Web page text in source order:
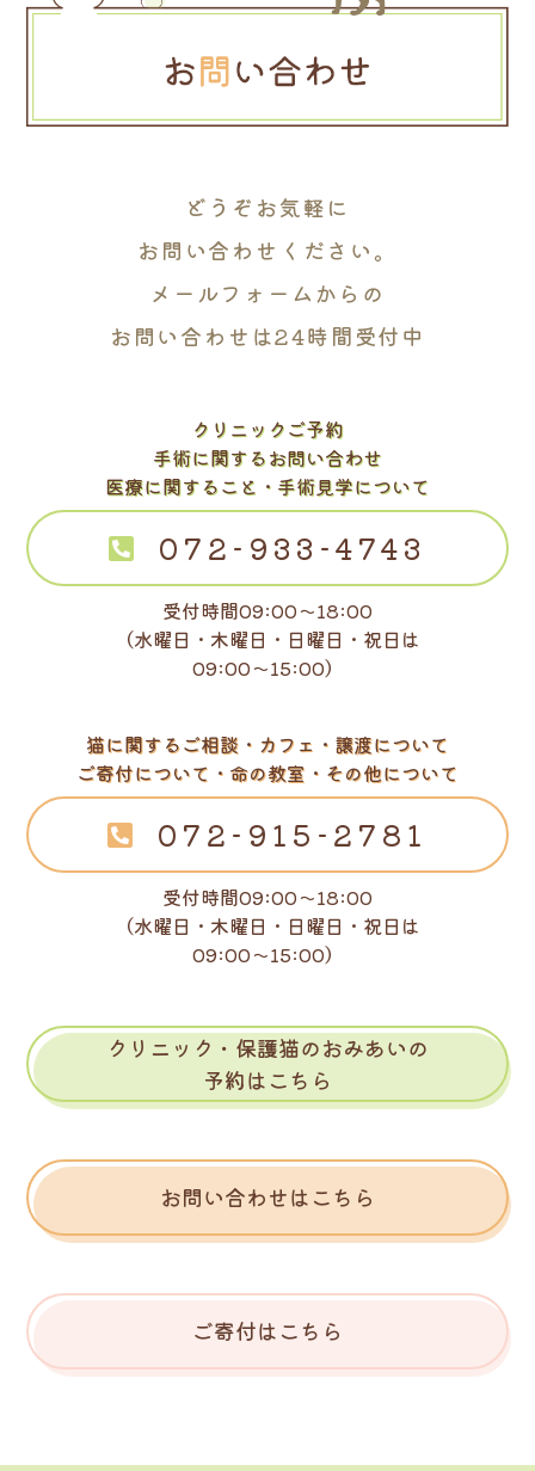
どうぞお気軽に
お問い合わせください。
メールフォームからの
お問い合わせは24時間受付中
クリニックご予約
手術に関するお問い合わせ
医療に関すること・手術見学について
072-933-4743
受付時間09:00～18:00
（水曜日・木曜日・日曜日・祝日は
09:00～15:00）
猫に関するご相談・カフェ・譲渡について
ご寄付について・命の教室・その他について
072-915-2781
受付時間09:00～18:00
（水曜日・木曜日・日曜日・祝日は
09:00～15:00）
クリニック・保護猫のおみあいの
予約はこちら
お問い合わせはこちら
ご寄付はこちら